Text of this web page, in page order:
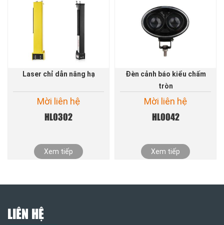
Laser chỉ dẫn nâng hạ
Mời liên hệ
HL0302
Xem tiếp
Đèn cảnh báo kiểu chấm
tròn
Mời liên hệ
HL0042
Xem tiếp
LIÊN HỆ